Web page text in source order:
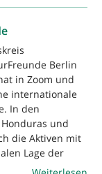
Berlin
in Zoom und
internationale
In den
und
die Aktiven mit
Lage der